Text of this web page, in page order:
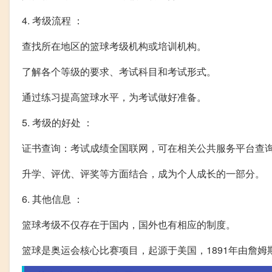
4. 考级流程 ：
查找所在地区的篮球考级机构或培训机构。
了解各个等级的要求、考试科目和考试形式。
通过练习提高篮球水平，为考试做好准备。
5. 考级的好处 ：
证书查询：考试成绩全国联网，可在相关公共服务平台查询
升学、评优、评奖等方面结合，成为个人成长的一部分。
6. 其他信息 ：
篮球考级不仅存在于国内，国外也有相应的制度。
篮球是奥运会核心比赛项目，起源于美国，1891年由詹姆